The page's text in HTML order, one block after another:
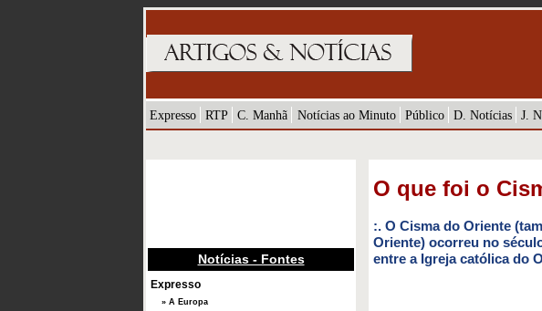
Expresso RTP C. Manhã Notícias ao Minuto Público D. Notícias J.
Notícias - Fontes
Expresso
» A Europa
O que foi o
:. O Cisma do Oriente
Oriente) ocorreu no
entre a Igreja católica do